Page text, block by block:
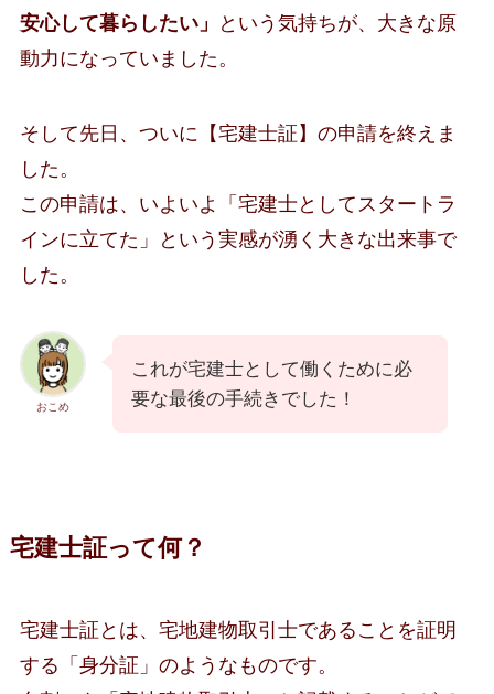
安心して暮らしたい」
という気持ちが、大きな原
動力になっていました。
そして先日、ついに【宅建士証】の申請を終えま
した。
この申請は、いよいよ「宅建士としてスタートラ
インに立てた」という実感が湧く大きな出来事で
した。
おこめ
これが宅建士として働くために必
要な最後の手続きでした！
宅建士証って何？
宅建士証とは、宅地建物取引士であることを証明
する「身分証」のようなものです。